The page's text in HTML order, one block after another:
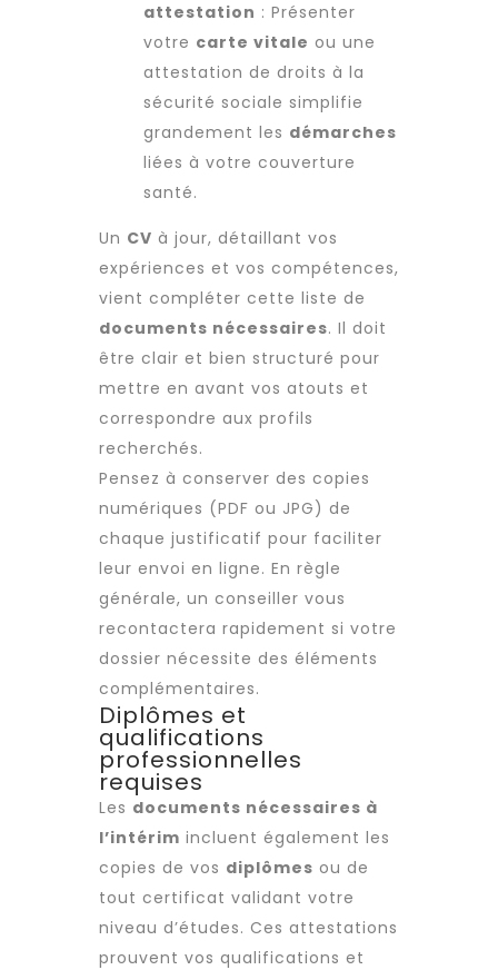
attestation : Présenter
votre carte vitale ou une
attestation de droits à la
sécurité sociale simplifie
grandement les démarches
liées à votre couverture
santé.
Un CV à jour, détaillant vos
expériences et vos compétences,
vient compléter cette liste de
documents nécessaires. Il doit
être clair et bien structuré pour
mettre en avant vos atouts et
correspondre aux profils
recherchés.
Pensez à conserver des copies
numériques (PDF ou JPG) de
chaque justificatif pour faciliter
leur envoi en ligne. En règle
générale, un conseiller vous
recontactera rapidement si votre
dossier nécessite des éléments
complémentaires.
Diplômes et
qualifications
professionnelles
requises
Les documents nécessaires à
l’intérim incluent également les
copies de vos diplômes ou de
tout certificat validant votre
niveau d’études. Ces attestations
prouvent vos qualifications et